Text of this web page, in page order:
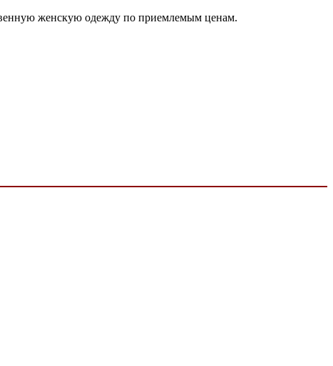
женскую одежду по приемлемым ценам.